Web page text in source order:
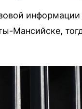
Мансийске,